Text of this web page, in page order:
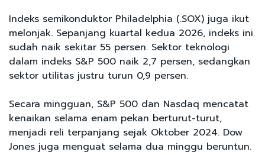
Indeks semikonduktor Philadelphia (.SOX) juga ikut
melonjak. Sepanjang kuartal kedua 2026, indeks ini
sudah naik sekitar 55 persen. Sektor teknologi
dalam indeks S&P 500 naik 2,7 persen, sedangkan
sektor utilitas justru turun 0,9 persen.
Secara mingguan, S&P 500 dan Nasdaq mencatat
kenaikan selama enam pekan berturut-turut,
menjadi reli terpanjang sejak Oktober 2024. Dow
Jones juga menguat selama dua minggu beruntun.